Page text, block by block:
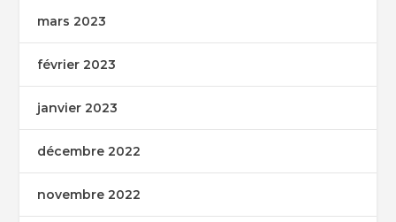
mars 2023
février 2023
janvier 2023
décembre 2022
novembre 2022